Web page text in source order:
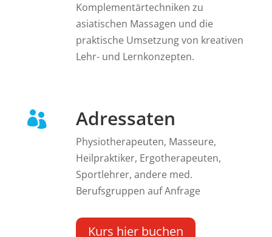
Komplementärtechniken zu
asiatischen Massagen und die
praktische Umsetzung von kreativen
Lehr- und Lernkonzepten.
 Adressaten
Physiotherapeuten, Masseure,
Heilpraktiker, Ergotherapeuten,
Sportlehrer, andere med.
Berufsgruppen auf Anfrage
Kurs hier buchen